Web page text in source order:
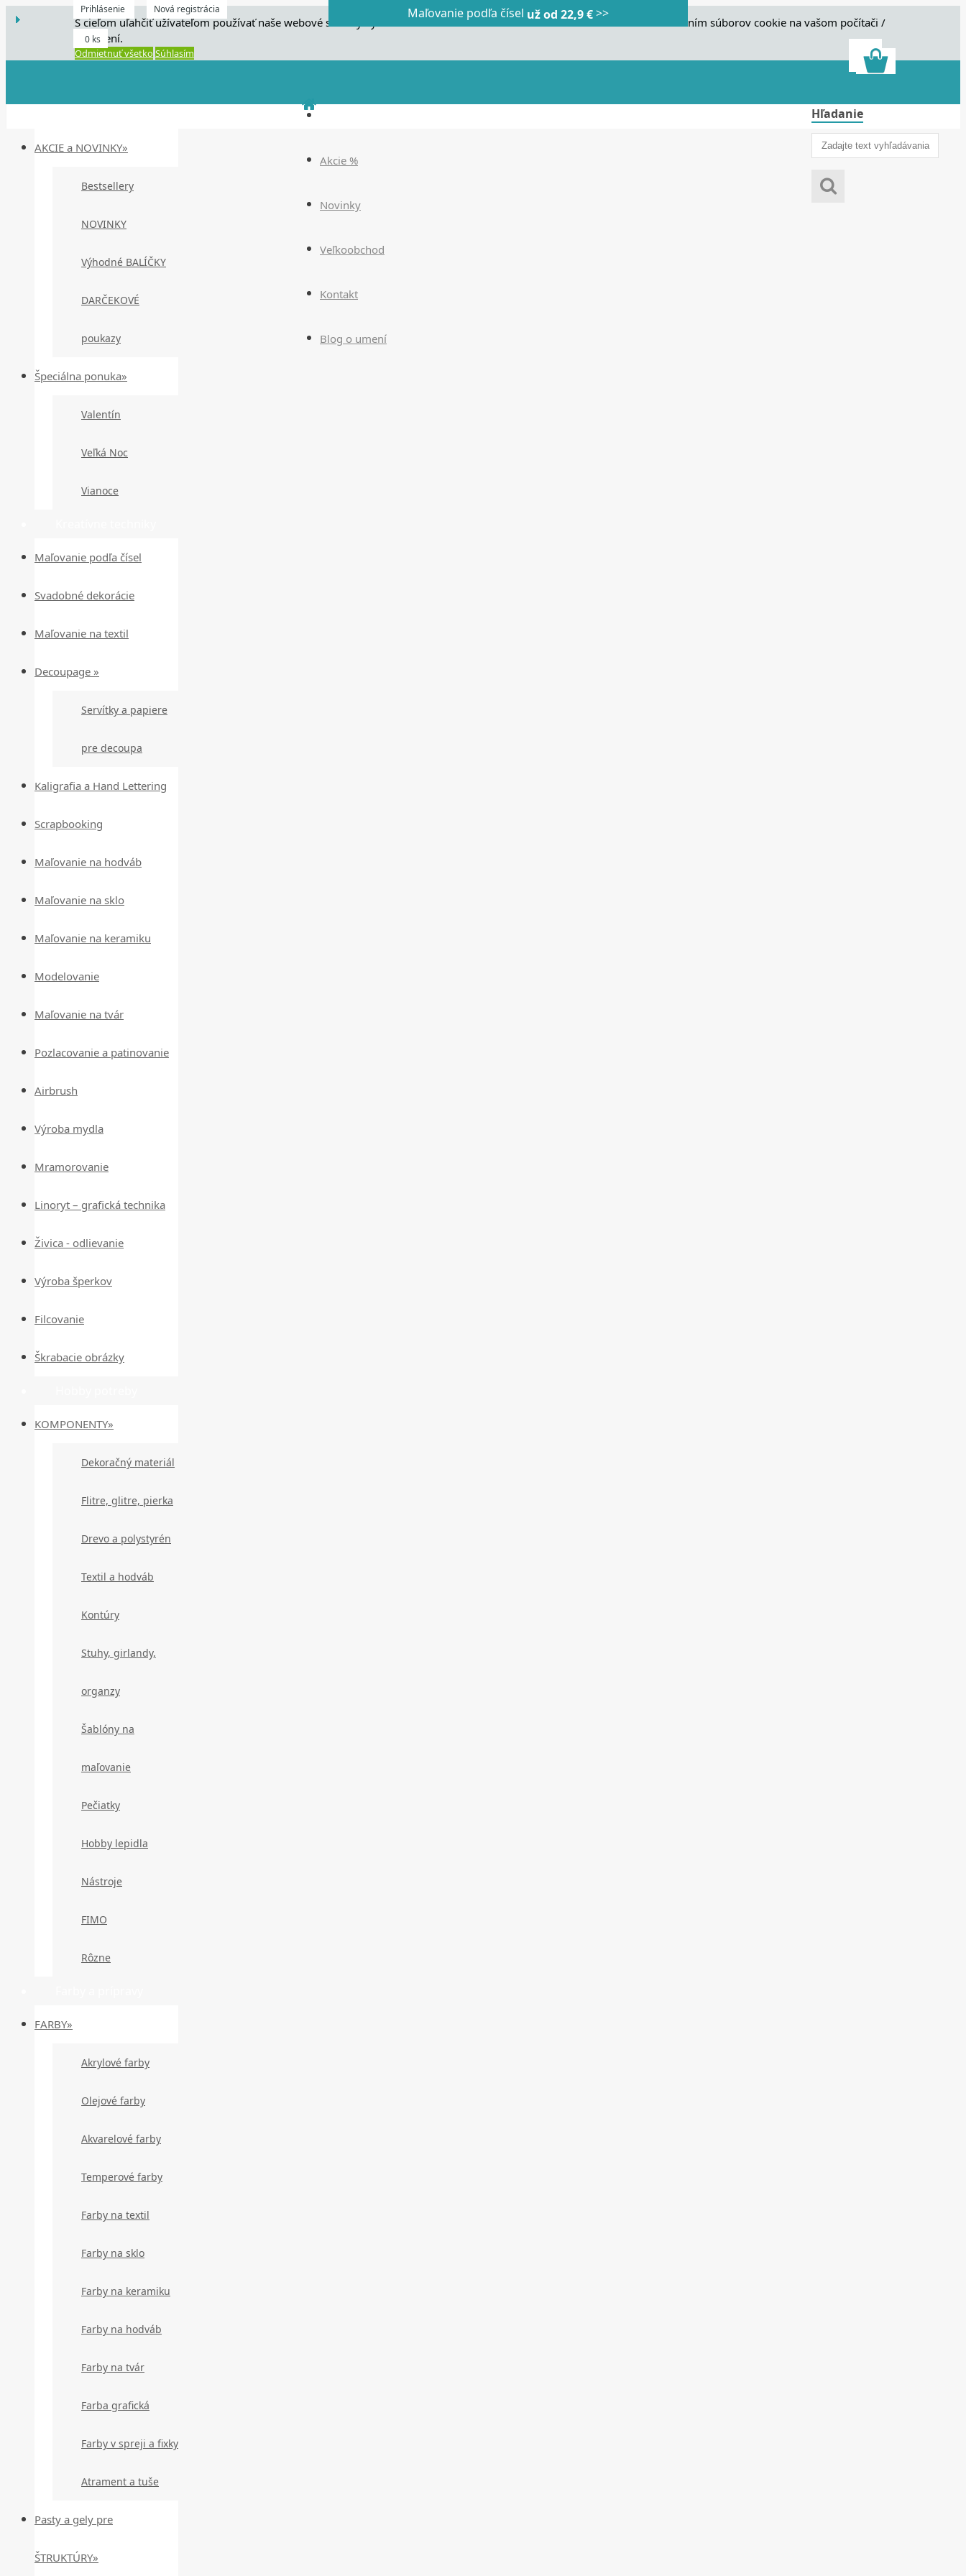
S cieľom uľahčiť užívateľom používať naše webové stránky využívame cookies. Používaním našich stránok súhlasíte s ukladaním súborov cookie na vašom počítači /
zariadení.
Odmietnuť všetko Súhlasím
Akcie %
Novinky
Veľkoobchod
Kontakt
Blog o umení
Hľadanie
Prihlásenie Nová registrácia
0 ks
AKCIE a NOVINKY»
Bestsellery
NOVINKY
Výhodné BALÍČKY
DARČEKOVÉ
poukazy
Špeciálna ponuka»
Valentín
Veľká Noc
Vianoce
Maľovanie podľa čísel
Svadobné dekorácie
Maľovanie na textil
Decoupage »
Servítky a papiere
pre decoupa
Kaligrafia a Hand Lettering
Scrapbooking
Maľovanie na hodváb
Maľovanie na sklo
Maľovanie na keramiku
Modelovanie
Maľovanie na tvár
Pozlacovanie a patinovanie
Airbrush
Výroba mydla
Mramorovanie
Linoryt – grafická technika
Živica - odlievanie
Výroba šperkov
Filcovanie
Škrabacie obrázky
KOMPONENTY»
Dekoračný materiál
Flitre, glitre, pierka
Drevo a polystyrén
Textil a hodváb
Kontúry
Stuhy, girlandy,
organzy
Šablóny na
maľovanie
Pečiatky
Hobby lepidla
Nástroje
FIMO
Rôzne
FARBY»
Akrylové farby
Olejové farby
Akvarelové farby
Temperové farby
Farby na textil
Farby na sklo
Farby na keramiku
Farby na hodváb
Farby na tvár
Farba grafická
Farby v spreji a fixky
Atrament a tuše
Pasty a gely pre
ŠTRUKTÚRY»
Dnes maľovanie podľa čísel|už od 9,90€
Dnes veľký horúci výpredaj|zľavy až 90%
Maľovanie podľa čísel už od 22,9 €>>